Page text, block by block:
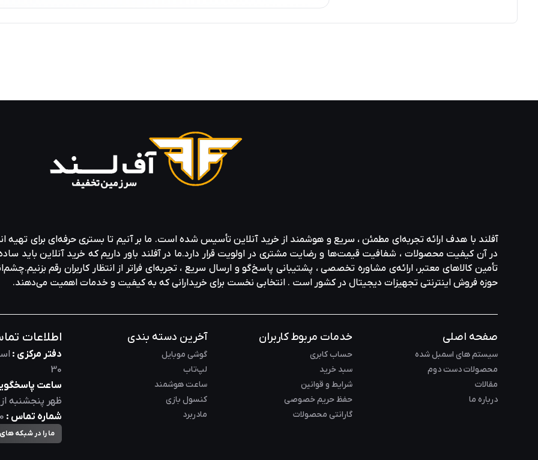
آفلند با هدف ارائه‌ تجربه‌ای مطمئن ، سریع و هوشمند از خرید آنلاین تأسیس شده است. ما بر آنیم تا بستری حرفه‌ای برای تهیه‌
در آن کیفیت محصولات ، شفافیت قیمت‌ها و رضایت مشتری در اولویت قرار دارد.ما در آفلند باور داریم که خرید آنلاین باید
تأمین کالاهای معتبر، ارائه‌ی مشاوره‌ تخصصی ، پشتیبانی پاسخ‌گو و ارسال سریع ، تجربه‌ای فراتر از انتظار کاربران رقم
حوزه‌ فروش اینترنتی تجهیزات دیجیتال در کشور است . انتخابی نخست برای خریدارانی که به کیفیت و خدمات اهمیت می‌دهند.
صفحه اصلی
سیستم های اسمبل شده
محصولات دست دوم
مقالات
درباره ما
خدمات مربوط کاربران
حساب کابری
سبد خرید
شرایط و قوانین
حفظ حریم خصوصی
گارانتی محصولات
آخرین دسته بندی
گوشی موبایل
لپ‌تاب
ساعت هوشمند
کنسول بازی
مادربرد
اطلاعات
دفتر مرکزی :
30
ساعت
ظهر پنجشنبه
شماره تماس :
ما را در شبکه